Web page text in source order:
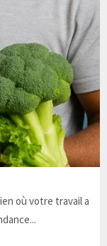
où votre travail a